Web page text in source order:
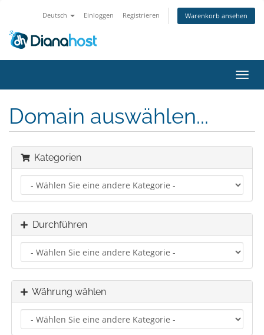
Deutsch Einloggen Registrieren Warenkorb ansehen
ein-/
Domain auswählen...
Kategorien
Durchführen
Währung wählen